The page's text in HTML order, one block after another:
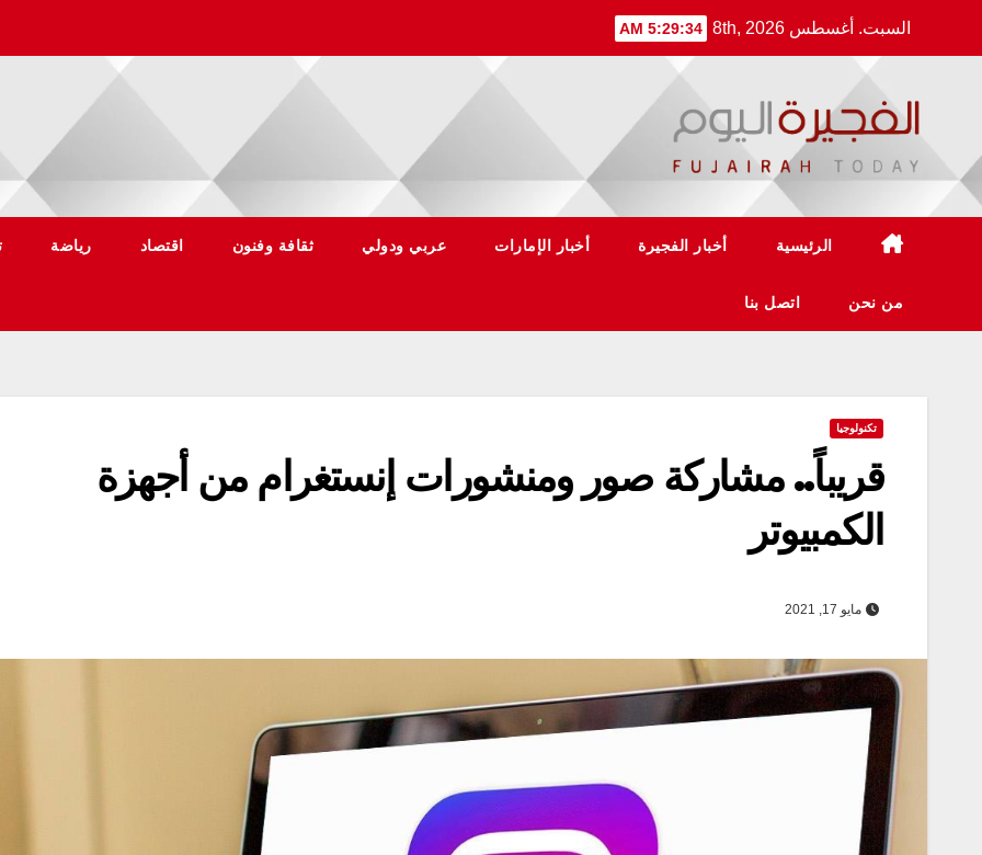
السبت. أغسطس 8th, 2026 5:29:34 AM
الرئيسية أخبار الفجيرة أخبار الإمارات عربي ودولي ثقافة وفنون اقتصاد رياضة
من نحن اتصل بنا
تكنولوجيا
قريباً.. مشاركة صور ومنشورات إنستغرام من أجهزة
الكمبيوتر
مايو 17, 2021